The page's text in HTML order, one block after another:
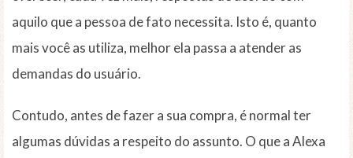
aquilo que a pessoa de fato necessita. Isto é, quanto
mais você as utiliza, melhor ela passa a atender as
demandas do usuário.
Contudo, antes de fazer a sua compra, é normal ter
algumas dúvidas a respeito do assunto. O que a Alexa